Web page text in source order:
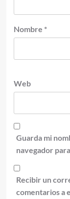
Nombre *
Web
Guarda mi
navegador
Recibir un
comentarios a